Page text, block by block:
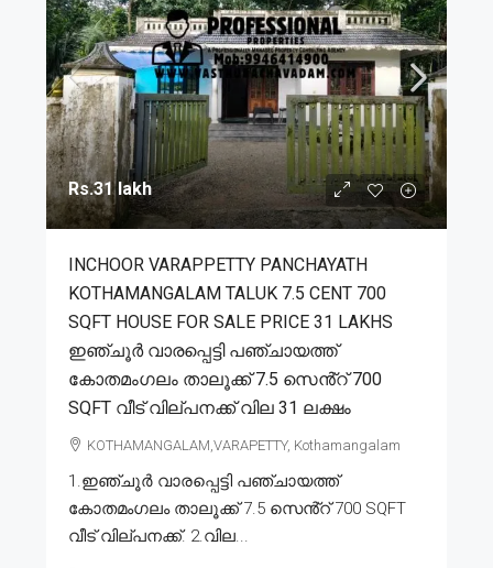
Rs.31 lakh
INCHOOR VARAPPETTY PANCHAYATH
KOTHAMANGALAM TALUK 7.5 CENT 700
SQFT HOUSE FOR SALE PRICE 31 LAKHS
ഇഞ്ചൂർ വാരപ്പെട്ടി പഞ്ചായത്ത്
കോതമംഗലം താലൂക്ക് 7.5 സെൻ്റ് 700
SQFT വീട് വില്പനക്ക് വില 31 ലക്ഷം
KOTHAMANGALAM,VARAPETTY, Kothamangalam
1.ഇഞ്ചൂർ വാരപ്പെട്ടി പഞ്ചായത്ത്
കോതമംഗലം താലൂക്ക് 7.5 സെൻ്റ് 700 SQFT
വീട് വില്പനക്ക്. 2.വില...